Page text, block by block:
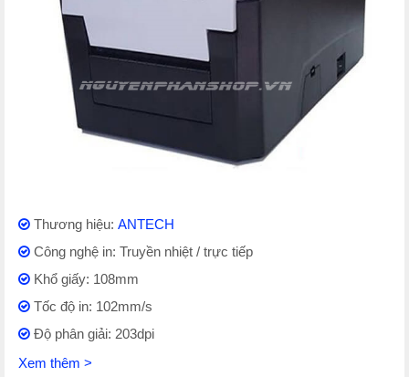
Thương hiệu: ANTECH
Công nghệ in: Truyền nhiệt / trực tiếp
Khổ giấy: 108mm
Tốc độ in: 102mm/s
Độ phân giải: 203dpi
Xem thêm >